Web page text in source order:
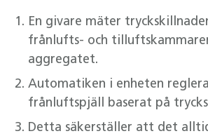
En givare mäter
frånlufts- och
aggregatet.
Automatiken i enheten
frånluftspjäll baserat på
Detta säkerställer att det